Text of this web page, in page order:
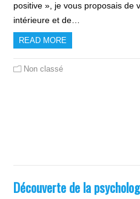
positive », je vous proposais de
intérieure et de…
READ MORE
Non classé
Découverte de la